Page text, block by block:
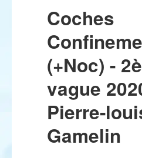
Coches
(+Noc) -
vague
Pierre-
Gamelin